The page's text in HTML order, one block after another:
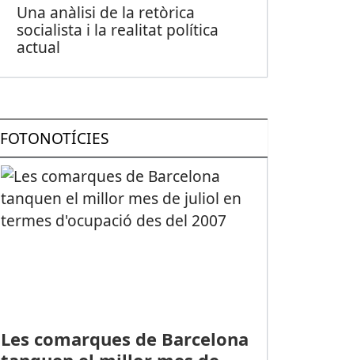
Una anàlisi de la retòrica
socialista i la realitat política
actual
FOTONOTÍCIES
Les comarques de Barcelona